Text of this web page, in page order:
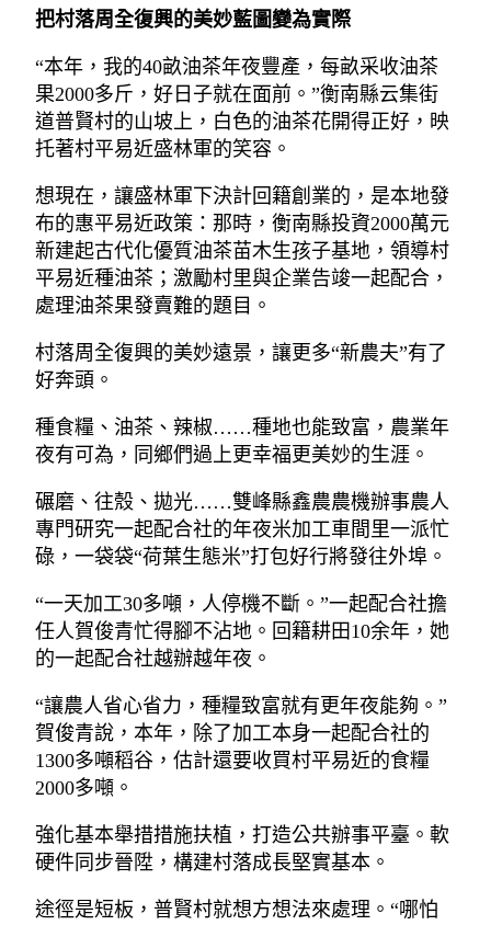
把村落周全復興的美妙藍圖變為實際
“本年，我的40畝油茶年夜豐產，每畝采收油茶
果2000多斤，好日子就在面前。”衡南縣云集街
道普賢村的山坡上，白色的油茶花開得正好，映
托著村平易近盛林軍的笑容。
想現在，讓盛林軍下決計回籍創業的，是本地發
布的惠平易近政策：那時，衡南縣投資2000萬元
新建起古代化優質油茶苗木生孩子基地，領導村
平易近種油茶；激勵村里與企業告竣一起配合，
處理油茶果發賣難的題目。
村落周全復興的美妙遠景，讓更多“新農夫”有了
好奔頭。
種食糧、油茶、辣椒……種地也能致富，農業年
夜有可為，同鄉們過上更幸福更美妙的生涯。
碾磨、往殼、拋光……雙峰縣鑫農農機辦事農人
專門研究一起配合社的年夜米加工車間里一派忙
碌，一袋袋“荷葉生態米”打包好行將發往外埠。
“一天加工30多噸，人停機不斷。”一起配合社擔
任人賀俊青忙得腳不沾地。回籍耕田10余年，她
的一起配合社越辦越年夜。
“讓農人省心省力，種糧致富就有更年夜能夠。”
賀俊青說，本年，除了加工本身一起配合社的
1300多噸稻谷，估計還要收買村平易近的食糧
2000多噸。
強化基本舉措措施扶植，打造公共辦事平臺。軟
硬件同步晉陞，構建村落成長堅實基本。
途徑是短板，普賢村就想方想法來處理。“哪怕